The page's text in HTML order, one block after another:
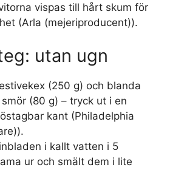
vispas till hårt skum för
(Arla (mejeriproducent)).
utan ugn
(250 g) och blanda
(80 g) – tryck ut i en
kant (Philadelphia
i kallt vatten i 5
ur och smält dem i lite